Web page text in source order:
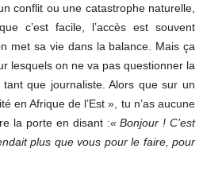
conflit ou une catastrophe naturelle,
c’est facile, l’accès est souvent
met sa vie dans la balance. Mais ça
lesquels on ne va pas questionner la
que journaliste. Alors que sur un
en Afrique de l’Est », tu n’as aucune
la porte en disant :« Bonjour ! C’est
plus que vous pour le faire, pour